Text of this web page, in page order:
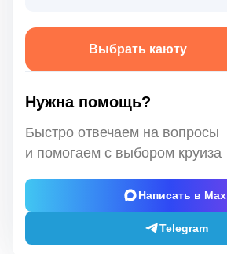
Выбрать каюту
Нужна помощь?
Быстро отвечаем на вопросы
и помогаем с выбором круиза
Написать в Max
Telegram